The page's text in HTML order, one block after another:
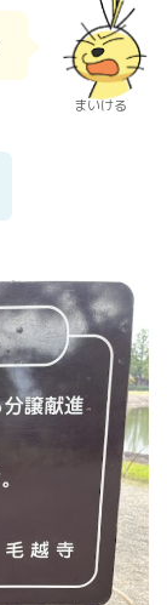
まいける